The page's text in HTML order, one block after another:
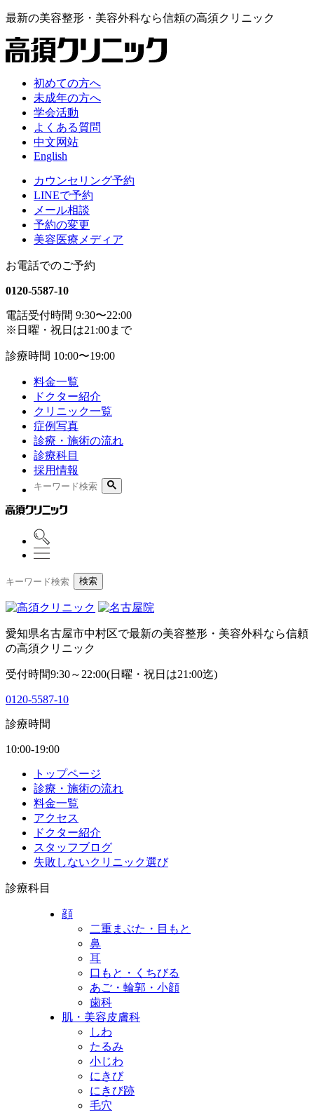
最新の美容整形・美容外科なら信頼の高須クリニック
初めての方へ
未成年の方へ
学会活動
よくある質問
中文网站
English
カウンセリング予約
LINEで予約
メール相談
予約の変更
美容医療メディア
お電話でのご予約
0120-5587-10
電話受付時間 9:30〜22:00
※日曜・祝日は21:00まで
診療時間 10:00〜19:00
料金一覧
ドクター紹介
クリニック一覧
症例写真
診療・施術の流れ
診療科目
採用情報
検索
愛知県名古屋市中村区で最新の美容整形・美容外科なら信頼
の高須クリニック
受付時間9:30～22:00(日曜・祝日は21:00迄)
0120-5587-10
診療時間
10:00-19:00
トップページ
診療・施術の流れ
料金一覧
アクセス
ドクター紹介
スタッフブログ
失敗しないクリニック選び
診療科目
顔
二重まぶた・目もと
鼻
耳
口もと・くちびる
あご・輪郭・小顔
歯科
肌・美容皮膚科
しわ
たるみ
小じわ
にきび
にきび跡
毛穴